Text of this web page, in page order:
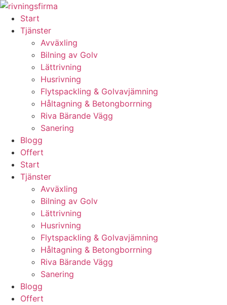
Skip
content
Start
Tjänster
Avväxling
Bilning av Golv
Lättrivning
Husrivning
Flytspackling & Golvavjämning
Håltagning & Betongborrning
Riva Bärande Vägg
Sanering
Blogg
Offert
Start
Tjänster
Avväxling
Bilning av Golv
Lättrivning
Husrivning
Flytspackling & Golvavjämning
Håltagning & Betongborrning
Riva Bärande Vägg
Sanering
Blogg
Offert